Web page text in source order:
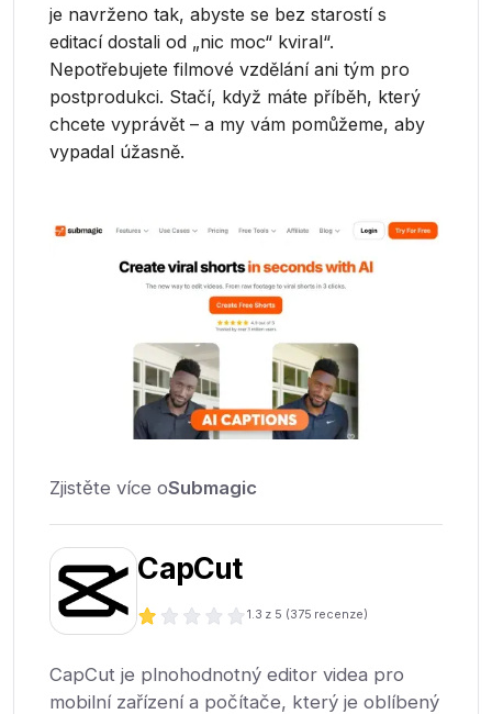
je navrženo tak, abyste se bez starostí s
editací dostali od „nic moc“ kviral“.
Nepotřebujete filmové vzdělání ani tým pro
postprodukci. Stačí, když máte příběh, který
chcete vyprávět – a my vám pomůžeme, aby
vypadal úžasně.
Zjistěte více oSubmagic
CapCut
1.3 z 5 (375 recenze)
CapCut je plnohodnotný editor videa pro
mobilní zařízení a počítače, který je oblíbený